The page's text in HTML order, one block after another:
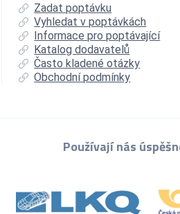
Zadat poptávku
Vyhledat v poptávkách
Informace pro poptávající
Katalog dodavatelů
Často kladené otázky
Obchodní podmínky
Používají nás